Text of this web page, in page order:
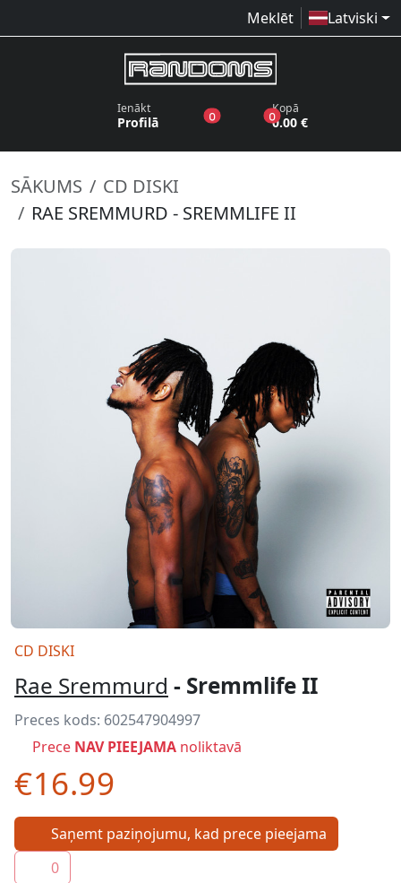
Meklēt Latviski
Ienākt
Profilā 0produkti vēlmju sarakstā
0produkti grozā
Kopā
0.00 €
SĀKUMS
CD DISKI
RAE SREMMURD - SREMMLIFE II
CD DISKI
Rae Sremmurd - Sremmlife II
Preces kods: 602547904997
Prece NAV PIEEJAMA noliktavā
€16.99
Saņemt paziņojumu, kad prece pieejama
0